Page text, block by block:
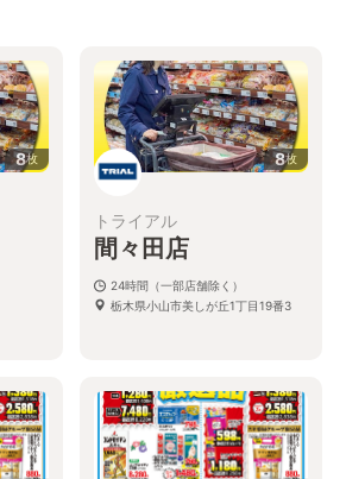
8枚 8枚
トライアル
間々田店
24時間（一部店舗除く）
栃木県小山市美しが丘1丁目19番3